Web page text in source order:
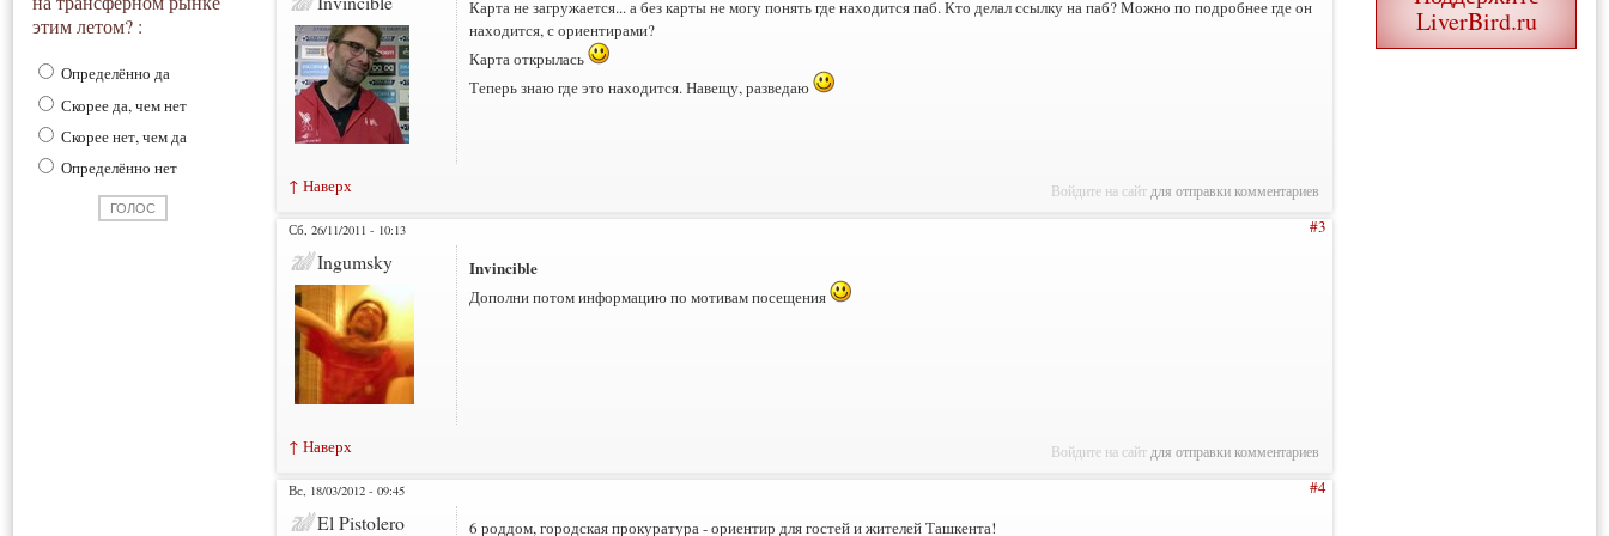
этим летом? :
Определённо да
Скорее да, чем нет
Скорее нет, чем да
Определённо нет
Карта не загружается... а без карты не могу понять где находится паб. Кто делал ссылку на паб? Можно по подробнее где он
находится, с ориентирами?
Карта открылась
Теперь знаю где это находится. Навещу, разведаю
↑ Наверх Войдите на сайт для отправки комментариев
Сб, 26/11/2011 - 10:13 #3
Ingumsky Invincible
Дополни потом информацию по мотивам посещения
↑ Наверх Войдите на сайт для отправки комментариев
Вс, 18/03/2012 - 09:45 #4
El Pistolero 6 роддом, городская прокуратура - ориентир для гостей и жителей Ташкента!
LiverBird.ru